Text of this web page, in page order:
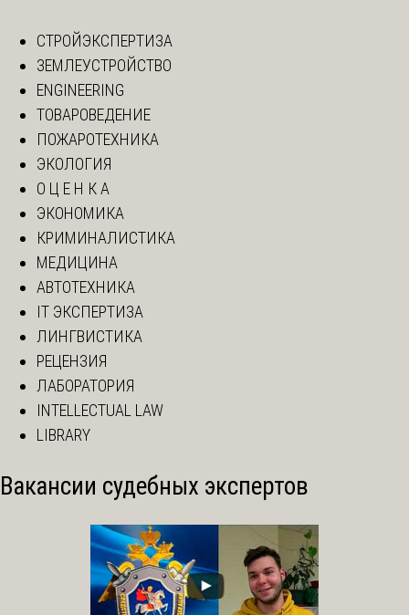
СТРОЙЭКСПЕРТИЗА
ЗЕМЛЕУСТРОЙСТВО
ENGINEERING
ТОВАРОВЕДЕНИЕ
ПОЖАРОТЕХНИКА
ЭКОЛОГИЯ
О Ц Е Н К А
ЭКОНОМИКА
КРИМИНАЛИСТИКА
МЕДИЦИНА
АВТОТЕХНИКА
IT ЭКСПЕРТИЗА
ЛИНГВИСТИКА
РЕЦЕНЗИЯ
ЛАБОРАТОРИЯ
INTELLECTUAL LAW
LIBRARY
Вакансии судебных экспертов